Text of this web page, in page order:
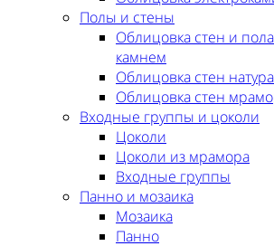
Полы и стены
Облицовка стен и
камнем
Облицовка стен
Облицовка стен
Входные группы и цоколи
Цоколи
Цоколи из мрамора
Входные группы
Панно и мозаика
Мозаика
Панно